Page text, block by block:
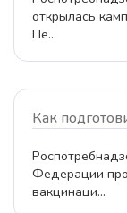
открылась
Пе...
Как
Федерации
вакцинаци...